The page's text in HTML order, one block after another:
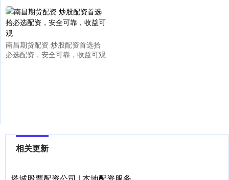
南昌期货配资 炒股配资首选拾
必选配资，安全可靠，收益可观
相关更新